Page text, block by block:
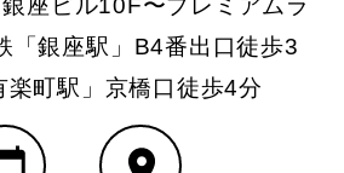
座ビル10F〜プレミアムラ
「銀座駅」B4番出口徒歩3
楽町駅」京橋口徒歩4分